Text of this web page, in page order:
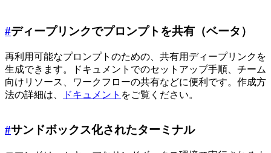
#ディープリンクでプロンプトを共有（ベータ）
再利用可能なプロンプトのための、共有用ディープリンクを
生成できます。ドキュメントでのセットアップ手順、チーム
向けリソース、ワークフローの共有などに便利です。作成方
法の詳細は、
ドキュメント をご覧ください。
#サンドボックス化されたターミナル